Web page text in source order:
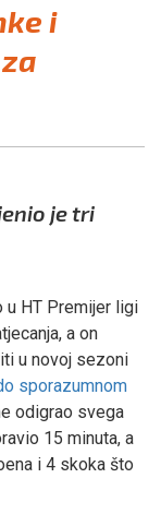
i
je tri
u HT Premijer ligi
a on
u novoj sezoni
sporazumnom
odigrao svega
15 minuta, a
i 4 skoka što